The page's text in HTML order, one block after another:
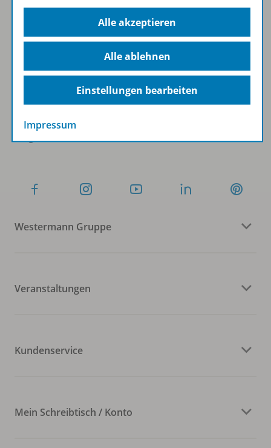
Sofort profitieren
Westermann Gruppe
Veranstaltungen
Kundenservice
Mein Schreibtisch / Konto
Alle akzeptieren
Alle ablehnen
Einstellungen bearbeiten
Impressum